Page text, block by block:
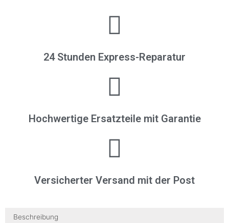
24 Stunden Express-Reparatur
Hochwertige Ersatzteile mit Garantie
Versicherter Versand mit der Post
Beschreibung